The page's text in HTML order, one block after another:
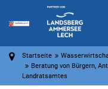
Startseite
Beratung von Bürgern,
Landratsamtes